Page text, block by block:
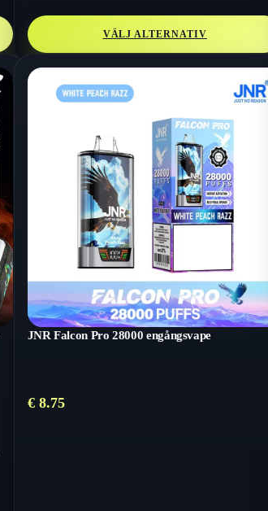
VÄLJ ALTERNATIV
JNR Falcon Pro 28000 engångsvape
€8.75